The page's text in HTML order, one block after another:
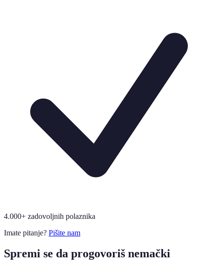
4.000+ zadovoljnih polaznika
Imate pitanje? Pišite nam
Spremi se da progovoriš nemački